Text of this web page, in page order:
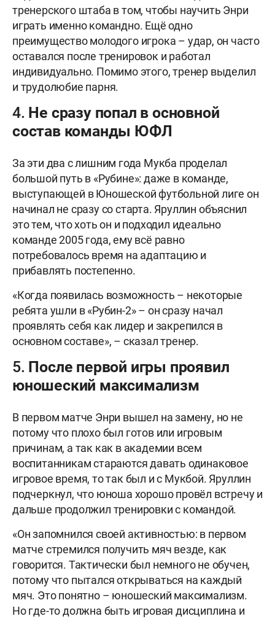
тренерского штаба в том, чтобы научить Энри
играть именно командно. Ещё одно
преимущество молодого игрока – удар, он часто
оставался после тренировок и работал
индивидуально. Помимо этого, тренер выделил
и трудолюбие парня.
4. Не сразу попал в основной
состав команды ЮФЛ
За эти два с лишним года Мукба проделал
большой путь в «Рубине»: даже в команде,
выступающей в Юношеской футбольной лиге он
начинал не сразу со старта. Яруллин объяснил
это тем, что хоть он и подходил идеально
команде 2005 года, ему всё равно
потребовалось время на адаптацию и
прибавлять постепенно.
«Когда появилась возможность – некоторые
ребята ушли в «Рубин-2» – он сразу начал
проявлять себя как лидер и закрепился в
основном составе», – сказал тренер.
5. После первой игры проявил
юношеский максимализм
В первом матче Энри вышел на замену, но не
потому что плохо был готов или игровым
причинам, а так как в академии всем
воспитанникам стараются давать одинаковое
игровое время, то так был и с Мукбой. Яруллин
подчеркнул, что юноша хорошо провёл встречу и
дальше продолжил тренировки с командой.
«Он запомнился своей активностью: в первом
матче стремился получить мяч везде, как
говорится. Тактически был немного не обучен,
потому что пытался открываться на каждый
мяч. Это понятно – юношеский максимализм.
Но где-то должна быть игровая дисциплина и